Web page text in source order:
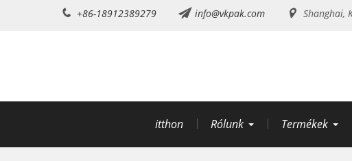
+86-18912389279 info@vkpak.com Shanghai,
itthon Rólunk Termékek